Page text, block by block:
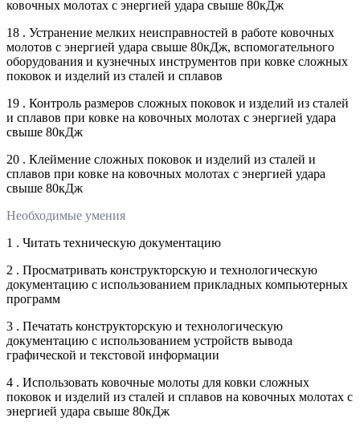
ковочных молотах с энергией удара свыше 80кДж
18 . Устранение мелких неисправностей в работе ковочных
молотов с энергией удара свыше 80кДж, вспомогательного
оборудования и кузнечных инструментов при ковке сложных
поковок и изделий из сталей и сплавов
19 . Контроль размеров сложных поковок и изделий из сталей
и сплавов при ковке на ковочных молотах с энергией удара
свыше 80кДж
20 . Клеймение сложных поковок и изделий из сталей и
сплавов при ковке на ковочных молотах с энергией удара
свыше 80кДж
Необходимые умения
1 . Читать техническую документацию
2 . Просматривать конструкторскую и технологическую
документацию с использованием прикладных компьютерных
программ
3 . Печатать конструкторскую и технологическую
документацию с использованием устройств вывода
графической и текстовой информации
4 . Использовать ковочные молоты для ковки сложных
поковок и изделий из сталей и сплавов на ковочных молотах с
энергией удара свыше 80кДж